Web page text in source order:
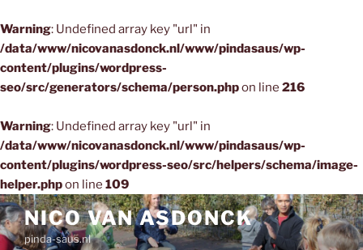
Warning: Undefined array key "url" in
/data/www/nicovanasdonck.nl/www/pindasaus/wp-
content/plugins/wordpress-
seo/src/generators/schema/person.phpon line 216
Warning: Undefined array key "url" in
/data/www/nicovanasdonck.nl/www/pindasaus/wp-
content/plugins/wordpress-seo/src/helpers/schema/image-
helper.phpon line 109
Ga
naar
de
NICO VAN ASDONCK
pinda-saus.nl